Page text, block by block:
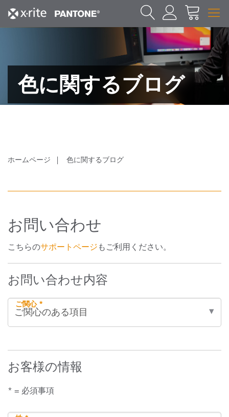
色に関するブログ
ホームページ 色に関するブログ
お問い合わせ
こちらのサポートページ もご利用ください。
お問い合わせ内容
ご関心 *
お客様の情報
* = 必須事項